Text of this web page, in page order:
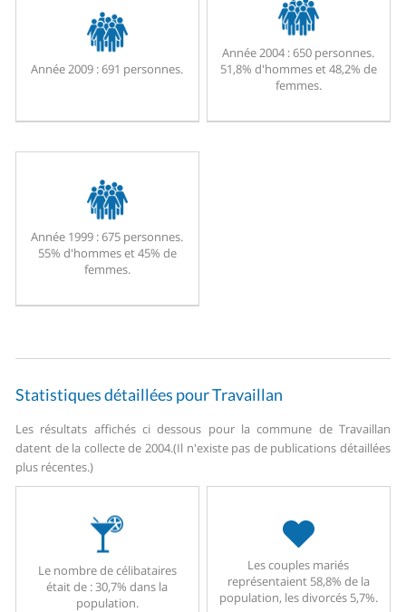
Année 2009 :691 personnes.
Année 2004 :650 personnes.
51,8% d'hommes et 48,2% de
femmes.
Année 1999 :675 personnes.
55% d'hommes et 45% de
femmes.
Statistiques détaillées pour Travaillan
Les résultats affichés ci dessous pour la commune de Travaillan
datent de la collecte de 2004.(Il n'existe pas de publications détaillées
plus récentes.)
Le nombre de célibataires
était de : 30,7% dans la
population.
Les couples mariés
représentaient 58,8% de la
population, les divorcés 5,7%.